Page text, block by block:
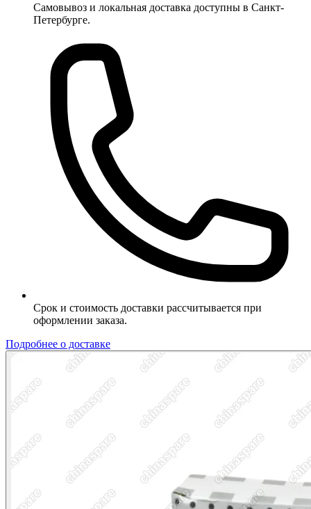
Самовывоз и локальная доставка доступны в Санкт-
Петербурге.
Срок и стоимость доставки рассчитывается при
оформлении заказа.
Подробнее о доставке